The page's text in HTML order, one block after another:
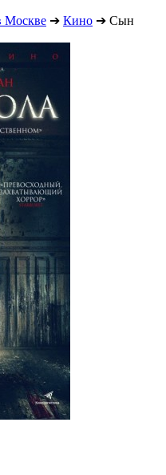
Москве ➔ Кино ➔ Сын